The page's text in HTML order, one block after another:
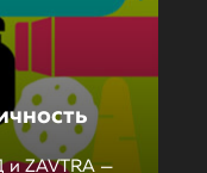
и ZAVTRA —